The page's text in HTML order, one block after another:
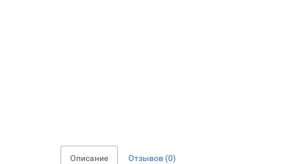
Описание Отзывов (0)